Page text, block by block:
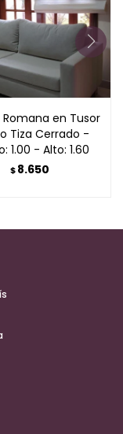
en Tusor
Tiza Cerrado -
1.00 - Alto: 1.60
$ 8.650